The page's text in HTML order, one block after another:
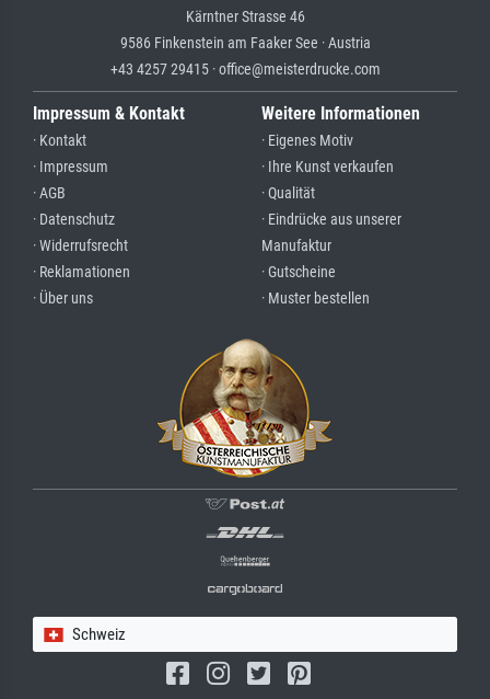
Kärntner Strasse 46
9586 Finkenstein am Faaker See · Austria
+43 4257 29415 · office@meisterdrucke.com
Impressum & Kontakt
· Kontakt
· Impressum
· AGB
· Datenschutz
· Widerrufsrecht
· Reklamationen
· Über uns
Weitere Informationen
· Eigenes Motiv
· Ihre Kunst verkaufen
· Qualität
· Eindrücke aus unserer
Manufaktur
· Gutscheine
· Muster bestellen
Schweiz